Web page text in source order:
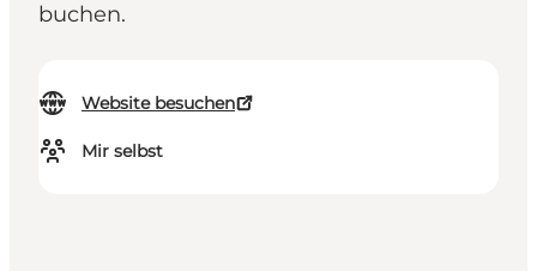
buchen.
Website besuchen
Mir selbst